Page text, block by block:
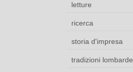
letture
ricerca
storia d'impresa
tradizioni lombarde